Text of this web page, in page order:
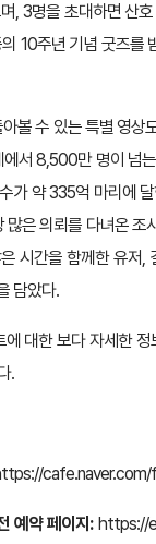
, 3명을 초대하면 산
10주년 기념 굿즈를
아볼 수 있는 특별 영상
서 8,500만 명이 넘는
가 약 335억 마리에
은 의뢰를 다녀온 조
시간을 함께한 유저,
담았다.
대한 보다 자세한 정
.
cafe.naver.com/
예약 페이지: https://